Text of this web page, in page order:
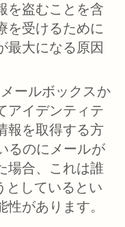
を盗むことを含
を受けるために
最大になる原因
ールボックスか
アイデンティテ
報を取得する方
るのにメールが
場合、これは誰
としているとい
があります。